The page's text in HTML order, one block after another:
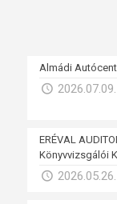
Almádi
2026.07.09.
ERÉVAL
Könyvvizsgálói
2026.05.26.